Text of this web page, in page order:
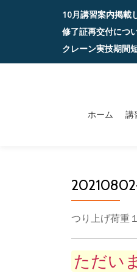
テ
10月講習案内掲載
修了証再交付につ
クレーン実技期間
ホーム 講
つり上げ荷重
ただい